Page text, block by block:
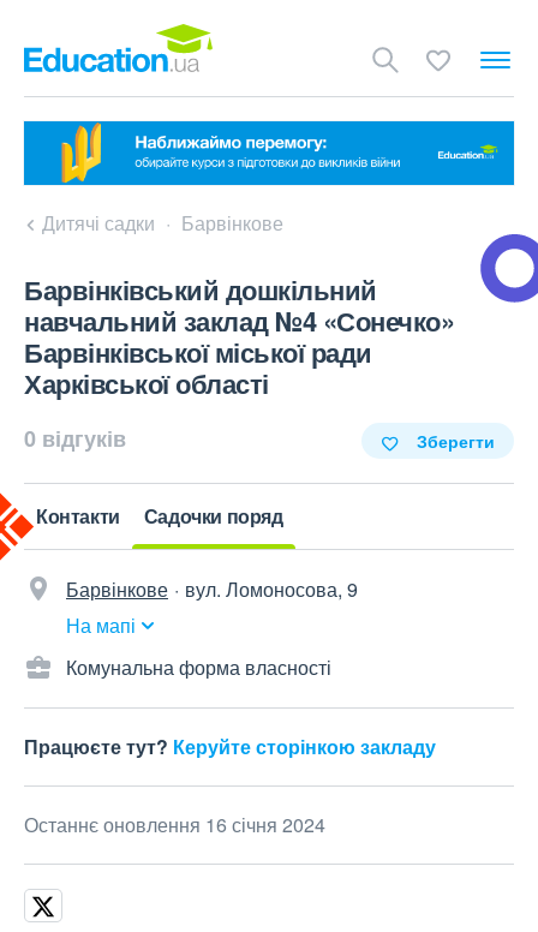
Дитячі садки Барвінкове
Барвінківський дошкільний
навчальний заклад №4 «Сонечко»
Барвінківської міської ради
Харківської області
0 відгуків Зберегти
Контакти Садочки поряд
Барвінкове
вул. Ломоносова, 9
На мапі
Комунальна форма власності
Працюєте тут? Керуйте сторінкою закладу
Останнє оновлення 16 січня 2024